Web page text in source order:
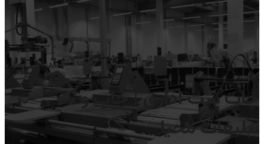
چاپ ست اداری | چاپ و
تبلیغات محیا